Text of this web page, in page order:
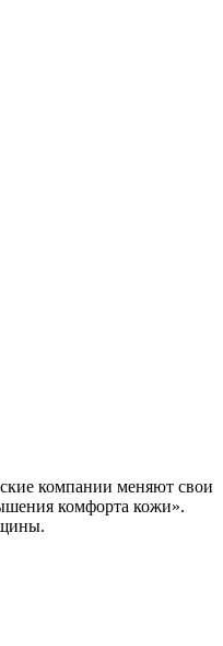
компании меняют свои
комфорта кожи».